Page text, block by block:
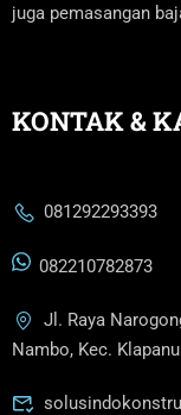
juga pemasangan
KONTAK &
081292293393
082210782873
Jl. Raya
Nambo, Kec.